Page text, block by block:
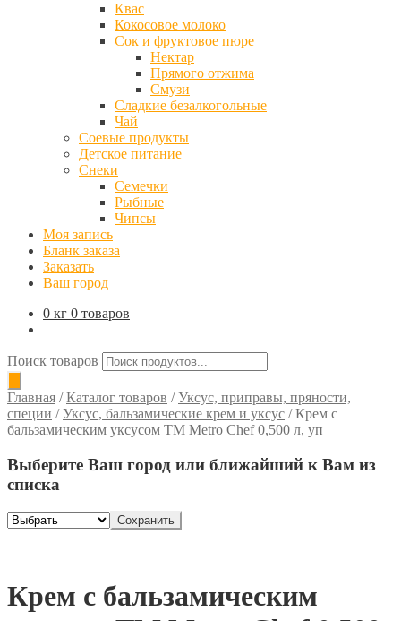
Квас
Кокосовое молоко
Сок и фруктовое пюре
Нектар
Прямого отжима
Смузи
Сладкие безалкогольные
Чай
Соевые продукты
Детское питание
Снеки
Семечки
Рыбные
Чипсы
Моя запись
Бланк заказа
Заказать
Ваш город
0 кг 0 товаров
Поиск товаров
Главная /Каталог товаров /Уксус, приправы, пряности,
специи /Уксус, бальзамические крем и уксус /Крем с
бальзамическим уксусом ТМ Metro Chef 0,500 л, уп
Выберите Ваш город или ближайший к Вам из
списка
Сохранить
Крем с бальзамическим